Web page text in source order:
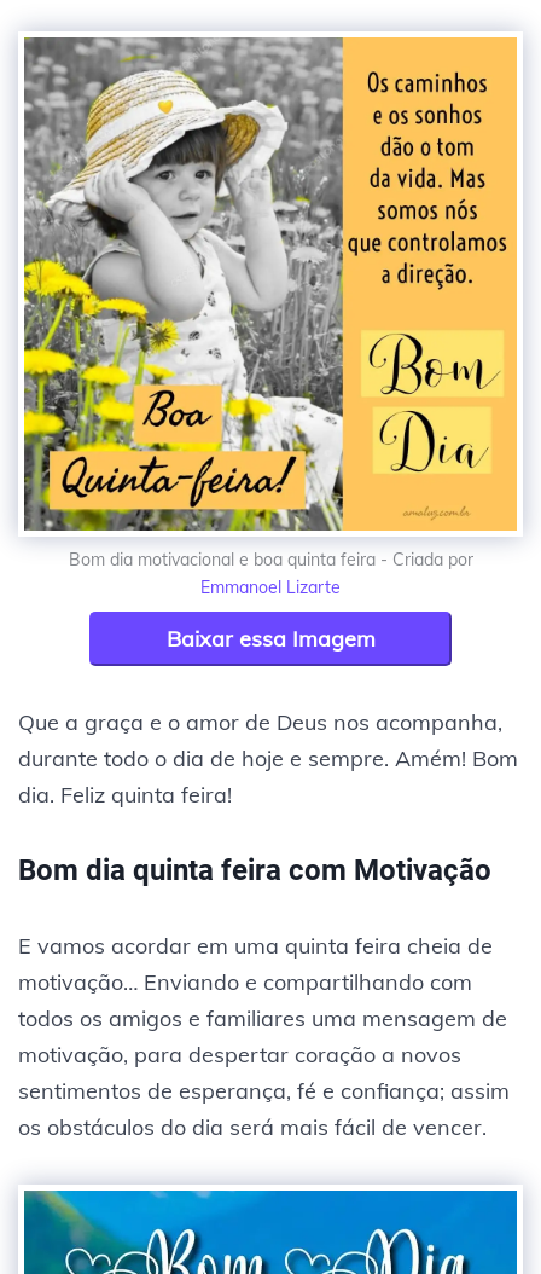
Bom dia motivacional e boa quinta feira - Criada por
Emmanoel Lizarte
Baixar essa Imagem
Que a graça e o amor de Deus nos acompanha,
durante todo o dia de hoje e sempre. Amém! Bom
dia. Feliz quinta feira!
Bom dia quinta feira com Motivação
E vamos acordar em uma quinta feira cheia de
motivação… Enviando e compartilhando com
todos os amigos e familiares uma mensagem de
motivação, para despertar coração a novos
sentimentos de esperança, fé e confiança; assim
os obstáculos do dia será mais fácil de vencer.